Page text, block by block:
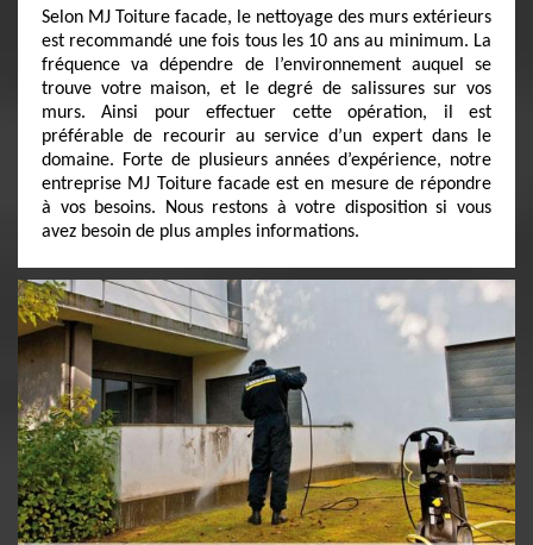
Selon MJ Toiture facade, le nettoyage des murs extérieurs
est recommandé une fois tous les 10 ans au minimum. La
fréquence va dépendre de l’environnement auquel se
trouve votre maison, et le degré de salissures sur vos
murs. Ainsi pour effectuer cette opération, il est
préférable de recourir au service d’un expert dans le
domaine. Forte de plusieurs années d’expérience, notre
entreprise MJ Toiture facade est en mesure de répondre
à vos besoins. Nous restons à votre disposition si vous
avez besoin de plus amples informations.